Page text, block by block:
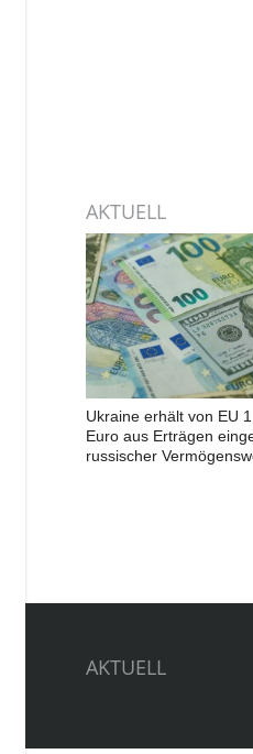
AKTUELL
Ukraine erhält von EU
Euro aus Erträgen
russischer
AKTUELL